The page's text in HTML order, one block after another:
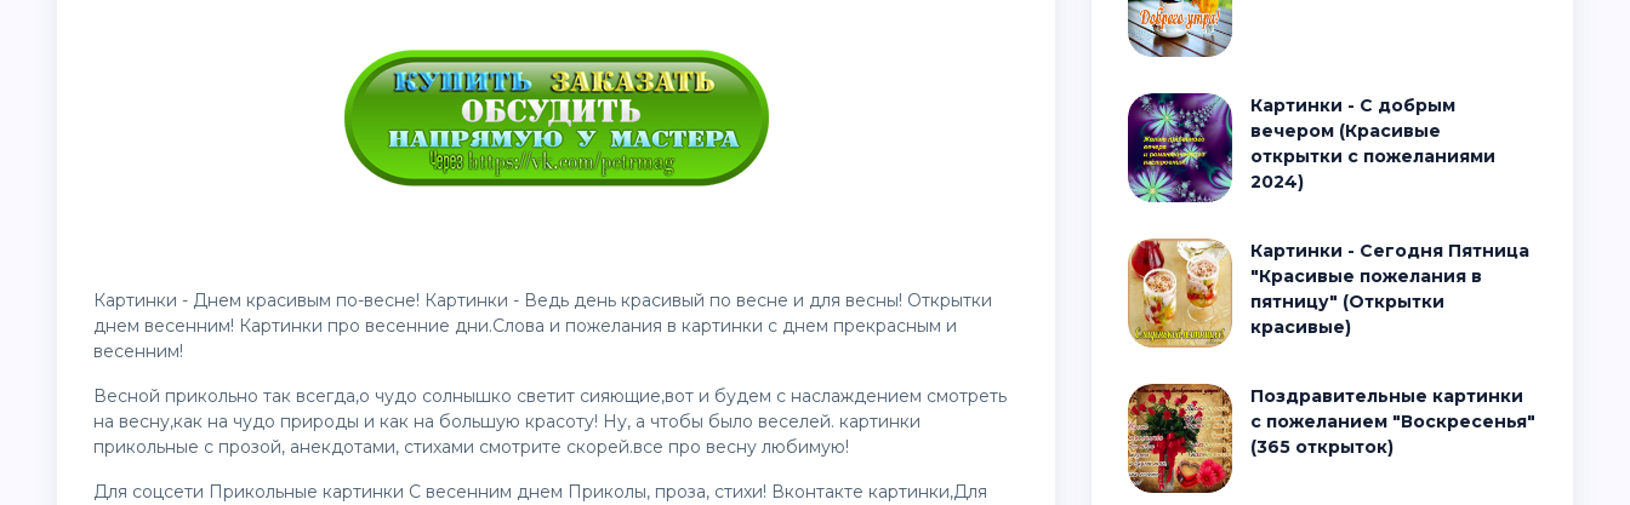
Картинки - Днем красивым по-весне! Картинки - Ведь день красивый по весне и для весны! Открытки
днем весенним! Картинки про весенние дни.Слова и пожелания в картинки с днем прекрасным и
весенним!
Весной прикольно так всегда,о чудо солнышко светит сияющие,вот и будем с наслаждением смотреть
на весну,как на чудо природы и как на большую красоту! Ну, а чтобы было веселей. картинки
прикольные с прозой, анекдотами, стихами смотрите скорей.все про весну любимую!
Для соцсети Прикольные картинки С весенним днем Приколы, проза, стихи! Вконтакте картинки,Для
Картинки - С добрым
вечером (Красивые
открытки с пожеланиями
2024)
Картинки - Сегодня Пятница
"Красивые пожелания в
пятницу" (Открытки
красивые)
Поздравительные картинки
с пожеланием "Воскресенья"
(365 открыток)